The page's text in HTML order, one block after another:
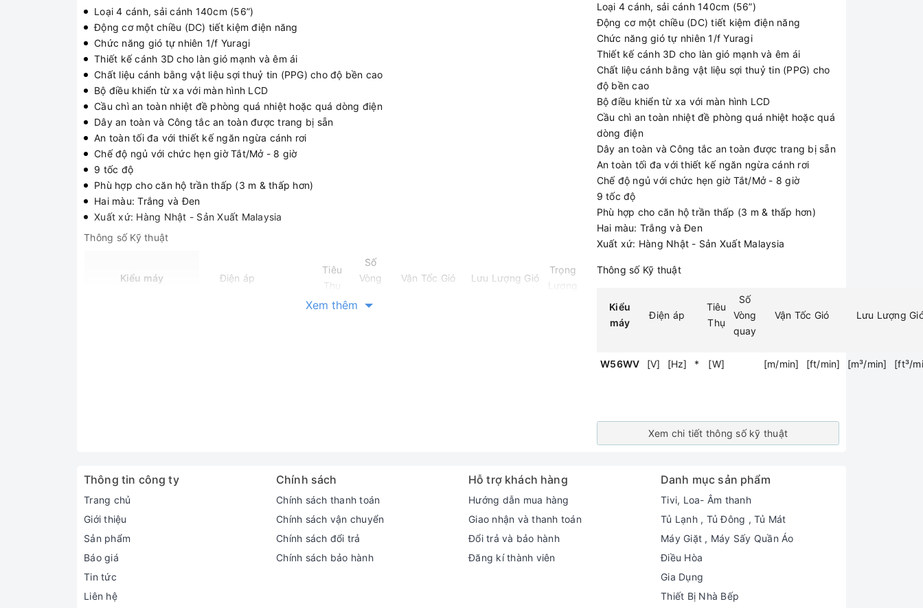
Loại 4 cánh, sải cánh 140cm (56”)
Động cơ một chiều (DC) tiết kiệm điện năng
Chức năng gió tự nhiên 1/f Yuragi
Thiết kế cánh 3D cho làn gió mạnh và êm ái
Chất liệu cánh bằng vật liệu sợi thuỷ tin (PPG) cho độ bền cao
Bộ điều khiển từ xa với màn hình LCD
Cầu chì an toàn nhiệt đề phòng quá nhiệt hoặc quá dòng điện
Dây an toàn và Công tắc an toàn được trang bị sẵn
An toàn tối đa với thiết kế ngăn ngừa cánh rơi
Chế độ ngủ với chức hẹn giờ Tắt/Mở - 8 giờ
9 tốc độ
Phù hợp cho căn hộ trần thấp (3 m & thấp hơn)
Hai màu: Trắng và Đen
Xuất xứ: Hàng Nhật - Sản Xuất Malaysia
Thông số Kỹ thuật
Kiểu máy Điện áp
Tiêu
Thụ
Số
Vòng
Vận Tốc Gió Lưu Lượng Gió
Trọng
Lượng
Xem thêm
Loại 4 cánh, sải cánh 140cm (56”)
Động cơ một chiều (DC) tiết kiệm điện năng
Chức năng gió tự nhiên 1/f Yuragi
Thiết kế cánh 3D cho làn gió mạnh và êm ái
Chất liệu cánh bằng vật liệu sợi thuỷ tin (PPG) cho
độ bền cao
Bộ điều khiển từ xa với màn hình LCD
Cầu chì an toàn nhiệt đề phòng quá nhiệt hoặc quá
dòng điện
Dây an toàn và Công tắc an toàn được trang bị sẵn
An toàn tối đa với thiết kế ngăn ngừa cánh rơi
Chế độ ngủ với chức hẹn giờ Tắt/Mở - 8 giờ
9 tốc độ
Phù hợp cho căn hộ trần thấp (3 m & thấp hơn)
Hai màu: Trắng và Đen
Xuất xứ: Hàng Nhật - Sản Xuất Malaysia
Thông số Kỹ thuật
Kiểu
máy
Điện áp
Tiêu
Thụ
Số
Vòng
quay
Vận Tốc Gió Lưu Lượng
W56WV [V] [Hz] * [W] [m/min] [ft/min] [m³/min] [ft³/
Xem chi tiết thông số kỹ thuật
Thông tin công ty
Trang chủ
Giới thiệu
Sản phẩm
Báo giá
Tin tức
Liên hệ
Chính sách
Chính sách thanh toán
Chính sách vận chuyển
Chính sách đổi trả
Chính sách bảo hành
Hỗ trợ khách hàng
Hướng dẫn mua hàng
Giao nhận và thanh toán
Đổi trả và bảo hành
Đăng kí thành viên
Danh mục sản phẩm
Tivi, Loa- Âm thanh
Tủ Lạnh , Tủ Đông , Tủ Mát
Máy Giặt , Máy Sấy Quần Áo
Điều Hòa
Gia Dụng
Thiết Bị Nhà Bếp